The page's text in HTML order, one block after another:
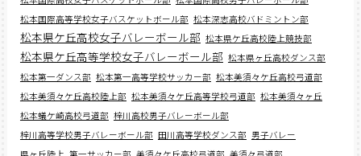
松本国際高等学校女子バスケットボール部 松本深志高校バドミントン部
松本県ケ丘高校女子バレーボール部 松本県ケ丘高校陸上競技部
松本県ケ丘高等学校女子バレーボール部 松本県ヶ丘高校ダンス部
松本第一ダンス部 松本第一高等学校サッカー部 松本美須々ケ丘高校弓道部
松本美須々ケ丘高校陸上部 松本美須々ケ丘高等学校弓道部 松本美須々ヶ丘
松本蟻ケ崎高校弓道部 梓川高校男子バレーボール部
梓川高等学校男子バレーボール部 田川高等学校ダンス部 男子バレー